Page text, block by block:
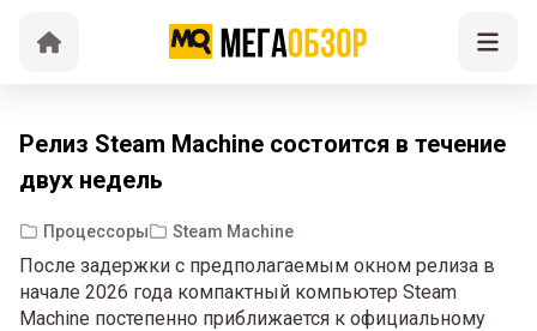
Релиз Steam Machine состоится в течение
двух недель
Процессоры Steam Machine
После задержки с предполагаемым окном релиза в
начале 2026 года компактный компьютер Steam
Machine постепенно приближается к официальному